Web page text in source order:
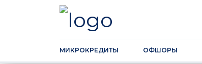
МИКРОКРЕДИТЫ ОФШОРЫ